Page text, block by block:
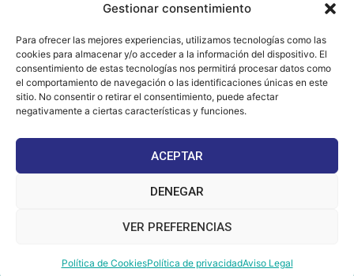
Gestionar consentimiento
Para ofrecer las mejores experiencias, utilizamos tecnologías como las
cookies para almacenar y/o acceder a la información del dispositivo. El
consentimiento de estas tecnologías nos permitirá procesar datos como
el comportamiento de navegación o las identificaciones únicas en este
sitio. No consentir o retirar el consentimiento, puede afectar
negativamente a ciertas características y funciones.
ACEPTAR
DENEGAR
VER PREFERENCIAS
Política de CookiesPolítica de privacidadAviso Legal
Polígono Comercial Urbisur (Cita previa) 11130
Chiclana de la Fra. (Cádiz)
667 457 908
info@mantonesdelsur.com
mantonesdelsur@gmail.com